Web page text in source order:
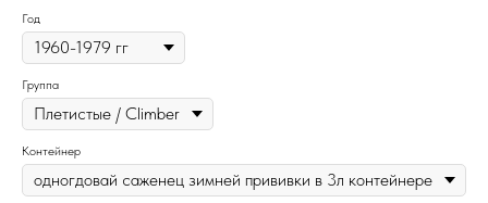
Год
Группа
Контейнер